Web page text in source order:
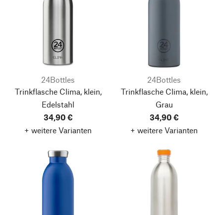
24Bottles
Trinkflasche Clima, klein,
Edelstahl
34,90 €
+ weitere Varianten
24Bottles
Trinkflasche Clima, klein,
Grau
34,90 €
+ weitere Varianten